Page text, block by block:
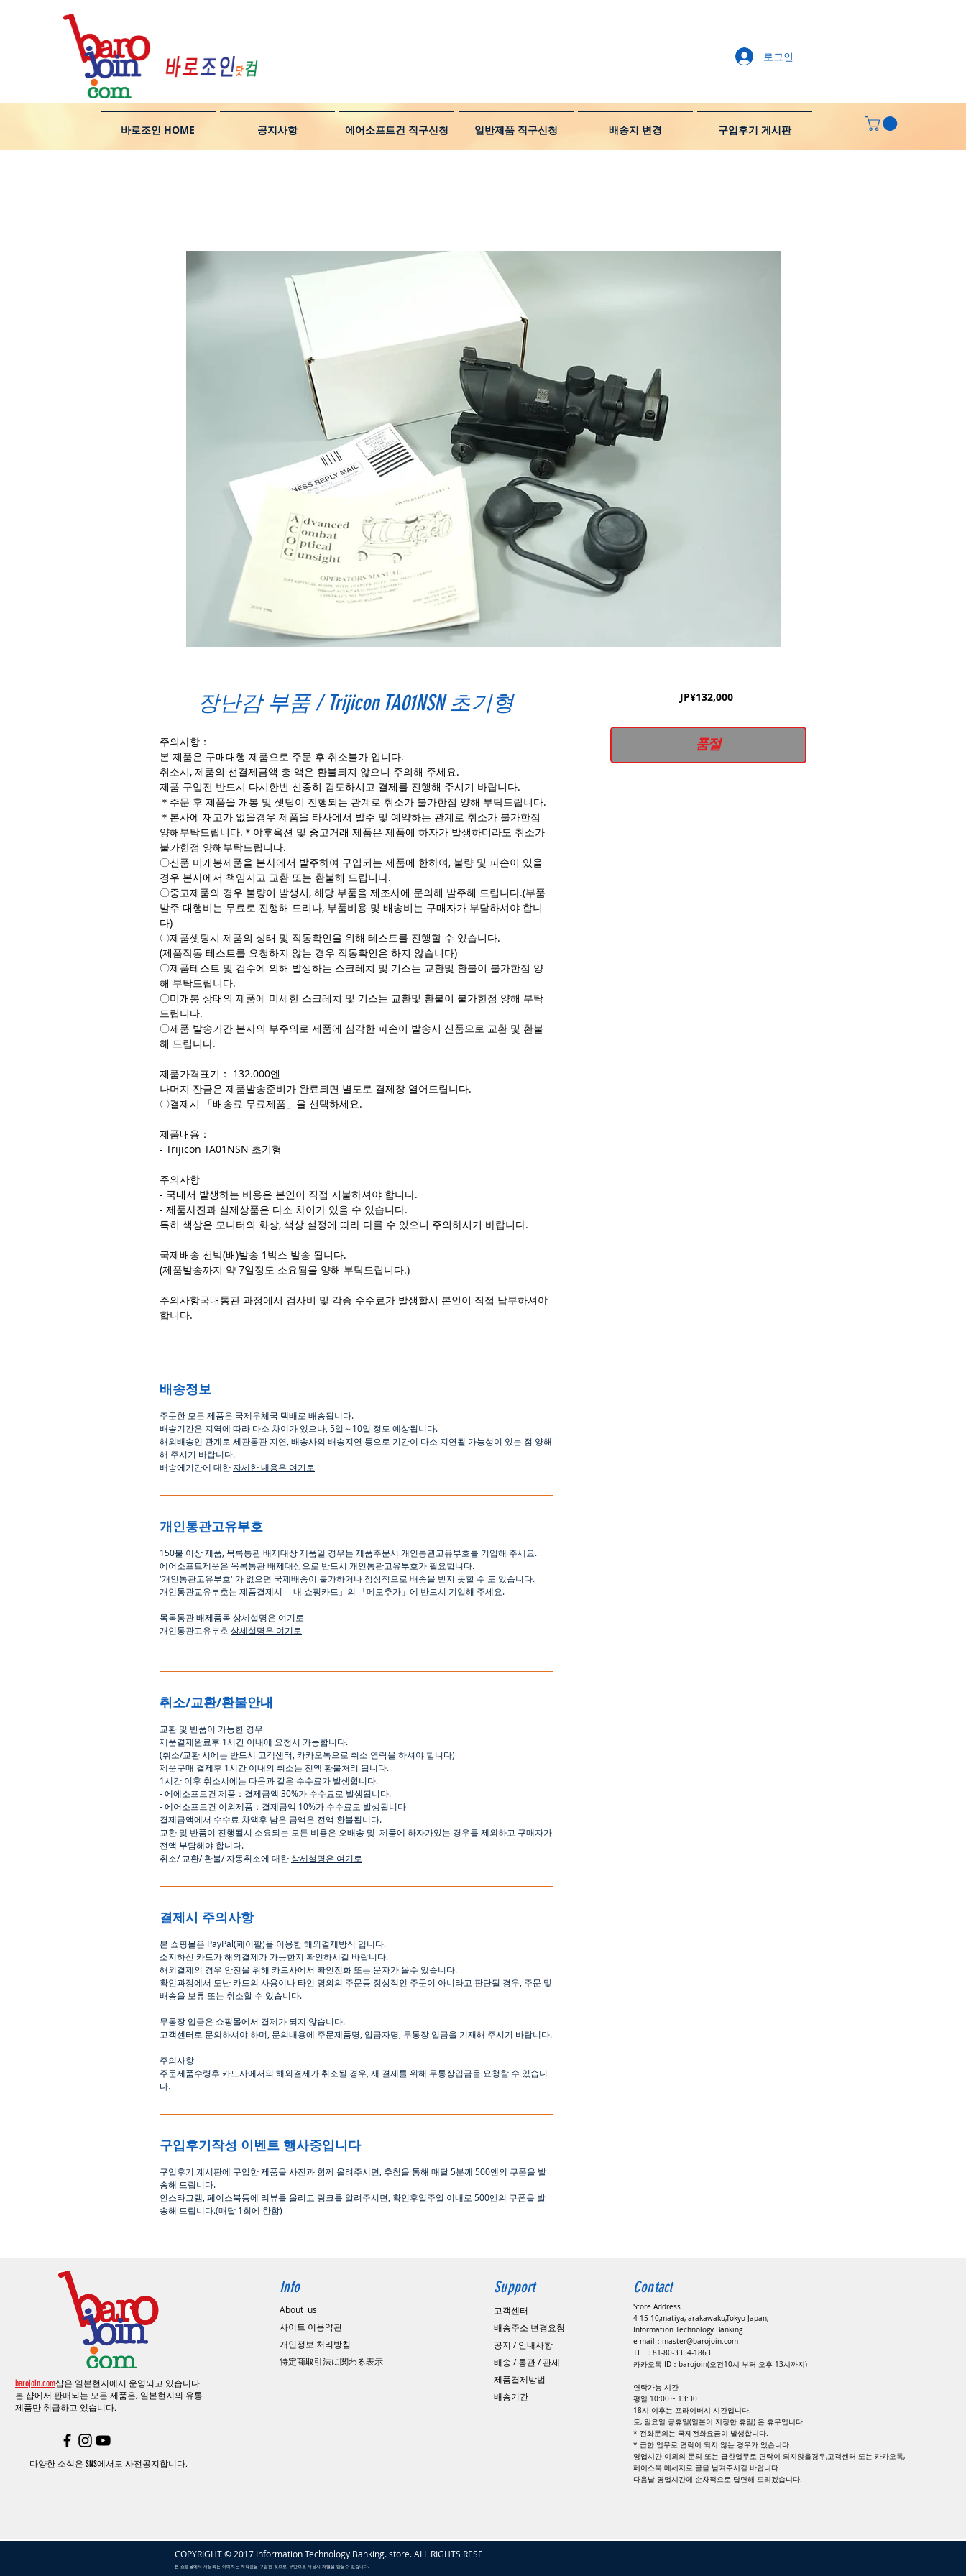
바로조인 HOME 공지사항 에어소프트건 직구신청 일반제품 직구신청 배송지 변경 구입후기 게시판
로그인
장난감 부품 / Trijicon TA01NSN 초기형
주의사항：
본 제품은 구매대행 제품으로 주문 후 취소불가 입니다.
취소시, 제품의 선결제금액 총 액은 환불되지 않으니 주의해 주세요.
제품 구입전 반드시 다시한번 신중히 검토하시고 결제를 진행해 주시기 바랍니다.
＊주문 후 제품을 개봉 및 셋팅이 진행되는 관계로 취소가 불가한점 양해 부탁드립니다.
＊본사에 재고가 없을경우 제품을 타사에서 발주 및 예약하는 관계로 취소가 불가한점
양해부탁드립니다.＊야후옥션 및 중고거래 제품은 제품에 하자가 발생하더라도 취소가
불가한점 양해부탁드립니다.
〇신품 미개봉제품을 본사에서 발주하여 구입되는 제품에 한하여, 불량 및 파손이 있을
경우 본사에서 책임지고 교환 또는 환불해 드립니다.
〇중고제품의 경우 불량이 발생시, 해당 부품을 제조사에 문의해 발주해 드립니다.(부품
발주 대행비는 무료로 진행해 드리나, 부품비용 및 배송비는 구매자가 부담하셔야 합니
다)
〇제품셋팅시 제품의 상태 및 작동확인을 위해 테스트를 진행할 수 있습니다.
(제품작동 테스트를 요청하지 않는 경우 작동확인은 하지 않습니다)
〇제품테스트 및 검수에 의해 발생하는 스크레치 및 기스는 교환및 환불이 불가한점 양
해 부탁드립니다.
〇미개봉 상태의 제품에 미세한 스크레치 및 기스는 교환및 환불이 불가한점 양해 부탁
드립니다.
〇제품 발송기간 본사의 부주의로 제품에 심각한 파손이 발송시 신품으로 교환 및 환불
해 드립니다.
제품가격표기： 132.000엔
나머지 잔금은 제품발송준비가 완료되면 별도로 결제창 열어드립니다.
〇결제시 「배송료 무료제품」을 선택하세요.
제품내용：
- Trijicon TA01NSN 초기형
주의사항
- 국내서 발생하는 비용은 본인이 직접 지불하셔야 합니다.
- 제품사진과 실제상품은 다소 차이가 있을 수 있습니다.
특히 색상은 모니터의 화상, 색상 설정에 따라 다를 수 있으니 주의하시기 바랍니다.
국제배송 선박(배)발송 1박스 발송 됩니다.
(제품발송까지 약 7일정도 소요됨을 양해 부탁드립니다.)
주의사항국내통관 과정에서 검사비 및 각종 수수료가 발생할시 본인이 직접 납부하셔야
합니다.
배송정보
주문한 모든 제품은 국제우체국 택배로 배송됩니다.
배송기간은 지역에 따라 다소 차이가 있으나 5일～10일 정도 예상됩니다.
해외배송인 관계로 세관통관 지연, 배송사의 배송지연 등으로 기간이 다소 지연될 가능성이 있는 점 양해
해 주시기 바랍니다.
배송에기간에 대한자세한 내용은 여기로
개인통관고유부호
150불 이상 제품 목록통관 배제대상 제품일 경우는 제품주문시 개인통관고유부호를 기입해 주세요.
에어소프트제품은 목록통관 배제대상으로 반드시 개인통관고유부호가 필요합니다.
'개인통관고유부호' 가 없으면 국제배송이 불가하거나 정상적으로 배송을 받지 못할 수 도 있습니다.
개인통관교유부호는 제품결제시
「내 쇼핑카드 」 의 「메모추가 」 에 반드시 기입해 주세요.
목록통관 배제품목 상세설명은 여기로
개인통관고유부호 상세설명은 여기로
취소/교환/환불안내
교환 및 반품이 가능한 경우
제품결제완료후 1시간 이내에 요청시 가능합니다.
(취소/교환 시에는 반드시 고객센터 카카오톡으로 취소 연락을 하셔야 합니다)
제품구매 결제후 1시간 이내의 취소는 전액 환불처리 됩니다.
1시간 이후 취소시에는 다음과 같은 수수료가 발생합니다.
-에에소프트건 제품 ： 결제금액 30%가 수수료로 발생됩니다.
-에어소프트건 이외제품 ： 결제금액 10%가 수수료로 발생됩니다
결제금액에서 수수료 차액후 남은 금액은 전액 환불됩니다.
교환 및 반품이 진행될시 소요되는 모든 비용은 오배송 및 제품에 하자가있는 경우를 제외하고 구매자가
전액 부담해야 합니다.
취소/ 교환/환불/자동취소에 대한상세설명은 여기로
결제시 주의사항
본 쇼핑몰은 PayPal(페이팔)을 이용한해외결제방식 입니다.
소지하신 카드가해외결제가 가능한지 확인하시길 바랍니다.
해외결제의 경우 안전을 위해 카드사에서 확인전화 또는 문자가 올수 있습니다.
확인과정에서 도난카드의 사용이나 타인 명의의 주문등 정상적인 주문이 아니라고 판단될 경우 주문 및
배송을 보류 또는 취소할 수 있습니다.
무통장 입금은 쇼핑몰에서 결제가 되지 않습니다.
고객센터로 문의하셔야 하며 문의내용에 주문제품명 입금자명 무통장 입금을 기재해 주시기 바랍니다.
주의사항
주문제품수령후 카드사에서의 해외결제가취소될 경우 재 결제를 위해 무통장입금을 요청할 수 있습니
다.
구입후기작성 이벤트 행사중입니다
구입후기 계시판에 구입한 제품을 사진과 함께 올려주시면 추첨을 통해 매달5분께 500엔의 쿠폰을 발
송해 드립니다.
인스타그램 페이스북등에 리뷰를 올리고 링크를 알려주시면, 확인후일주일 이내로 500엔의 쿠폰을 발
송해 드립니다.(매달 1회에 한함)
JP¥132,000가
품절
barojoin.com샵은 일본현지에서 운영되고 있습니다.
본 샵에서 판매되는 모든 제품은, 일본현지의 유통
제품만 취급하고 있습니다.
다양한 소식은 SNS에서도 사전공지합니다.
Info
About us
사이트 이용약관
​개인정보 처리방침
特定商取引法に関わる表示
Support
고객센터
배송주소 변경요청
공지 / 안내사항
배송 / 통관 / 관세
제품결제방법
배송기간
Contact
Store Address
4-15-10,matiya, arakawaku,Tokyo Japan,
Information Technology Banking
e-mail： master@barojoin.com
​TEL：81-80-3354-1863
카카오톡 ID：barojoin(오전10시 부터 오후 13시까지)
연락가능 시간
평일 10:00 ~ 13:30
18시 이후는 프라이버시 시간입니다.
토, 일요일 공휴일(일본이 지정한 휴일) 은 휴무입니다.
* 전화문의는 국제전화요금이 발생합니다.
* 급한 업무로 연락이 되지 않는 경우가 있습니다.
영업시간 이외의 문의 또는 급한업무로 연락이 되지않을경우,고객센터 또는 카카오톡,
페이스북 메세지로 글을 남겨주시길 바랍니다.
​다음날 영업시간에 순차적으로 답면해 드리겠습니다.
COPYRIGHT © 2017 Information Technology Banking. store. ALL RIGHTS RESERVED
본 쇼핑몰에서 사용되는 이미지는 저작권을 구입한 것으로, 무단으로 사용시 처벌을 받을수 있습니다.